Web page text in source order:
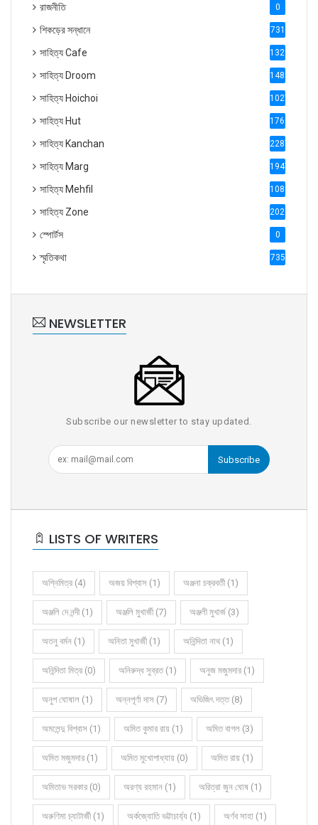
রাজনীতি 0
শিকড়ের সন্ধানে 731
সাহিত্য Cafe 1321
সাহিত্য Droom 1488
সাহিত্য Hoichoi 1027
সাহিত্য Hut 1769
সাহিত্য Kanchan 2287
সাহিত্য Marg 1947
সাহিত্য Mehfil 1088
সাহিত্য Zone 2028
স্পোর্টস 0
স্মৃতিকথা 735
NEWSLETTER
Subscribe our newsletter to stay updated.
Subscribe
LISTS OF WRITERS
অগ্নিমিত্র (4) অজয় বিশ্বাস (1) অঞ্জনা চক্রবর্তী (1)
অঞ্জলি দে নন্দী (1) অঞ্জলি মুখার্জী (7) অঞ্জলী মুখার্জ (3)
অতনু বর্মন (1) অনিতা মুখার্জী (1) অনিন্দিতা নাথ (1)
অনিন্দিতা মিত্র (0) অনিরুদ্ধ সুব্রত (1) অনুজ মজুমদার (1)
অনুপ ঘোষাল (1) অন্নপূর্ণা দাস (7) অভিজিৎ দত্ত (8)
অমলেন্দু বিশ্বাস (1) অমিত কুমার রায় (1) অমিত বাগল (3)
অমিত মজুমদার (1) অমিত মুখোপাধ্যায় (0) অমিত রায় (1)
অমিতাভ সরকার (0) অরণ্য রহমান (1) অরিত্রা জুন ঘোষ (1)
অরুণিমা চ্যাটার্জী (1) অর্কজ্যোতি ভট্টাচার্য্য (1) অর্ণব সাহা (1)